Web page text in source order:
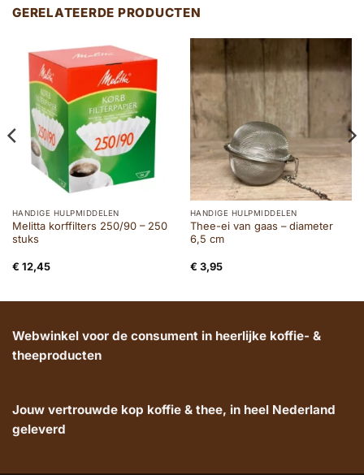
GERELATEERDE PRODUCTEN
HANDIGE HULPMIDDELEN
Melitta korffilters 250/90 – 250
stuks
€ 12,45
HANDIGE HULPMIDDELEN
Thee-ei van gaas – diameter
6,5 cm
€ 3,95
Webwinkel voor de consument in heerlijke koffie- &
theeproducten
Jouw vertrouwde kop koffie & thee, in heel Nederland
geleverd